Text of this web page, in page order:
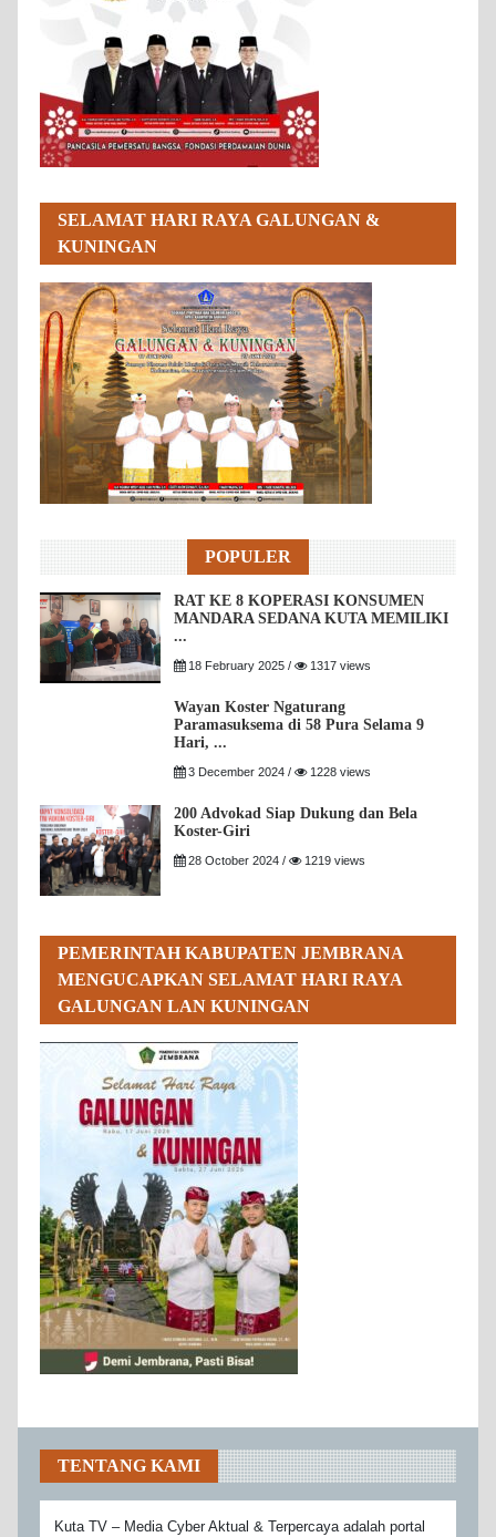
SELAMAT HARI RAYA GALUNGAN &
KUNINGAN
POPULER
RAT KE 8 KOPERASI KONSUMEN
MANDARA SEDANA KUTA MEMILIKI
...
18 February 2025 / 1317 views
Wayan Koster Ngaturang
Paramasuksema di 58 Pura Selama 9
Hari, ...
3 December 2024 / 1228 views
200 Advokad Siap Dukung dan Bela
Koster-Giri
28 October 2024 / 1219 views
PEMERINTAH KABUPATEN JEMBRANA
MENGUCAPKAN SELAMAT HARI RAYA
GALUNGAN LAN KUNINGAN
TENTANG KAMI
Kuta TV – Media Cyber Aktual & Terpercaya adalah portal